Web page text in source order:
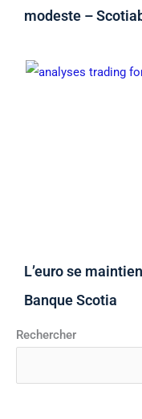
modeste –
L’euro se
Banque Scotia
Rechercher